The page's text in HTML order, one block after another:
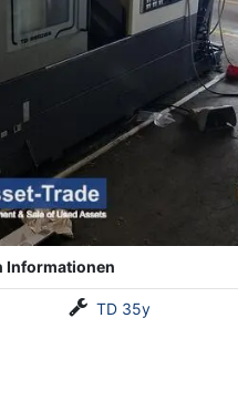
Informationen
TD 35y